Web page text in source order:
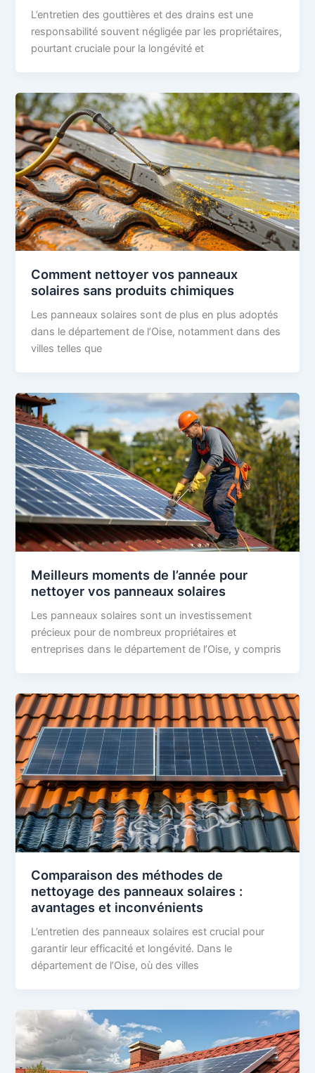
L’entretien des gouttières et des drains est une
responsabilité souvent négligée par les propriétaires,
pourtant cruciale pour la longévité et
Comment nettoyer vos panneaux
solaires sans produits chimiques
Les panneaux solaires sont de plus en plus adoptés
dans le département de l’Oise, notamment dans des
villes telles que
Meilleurs moments de l’année pour
nettoyer vos panneaux solaires
Les panneaux solaires sont un investissement
précieux pour de nombreux propriétaires et
entreprises dans le département de l’Oise, y compris
Comparaison des méthodes de
nettoyage des panneaux solaires :
avantages et inconvénients
L’entretien des panneaux solaires est crucial pour
garantir leur efficacité et longévité. Dans le
département de l’Oise, où des villes